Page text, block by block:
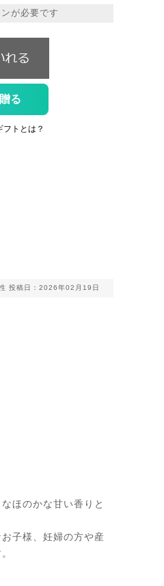
が必要です
る
フトとは？
投稿日：2026年02月19日
ほのかな甘い香りと
子様、妊婦の方や産